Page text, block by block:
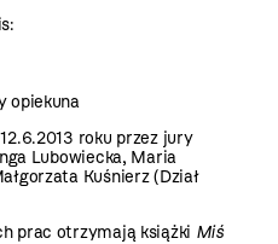
opiekuna
roku przez jury
Lubowiecka, Maria
Kuśnierz (Dział
prac otrzymają książki Miś